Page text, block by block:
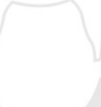
promieniu
Moja lokalizacja